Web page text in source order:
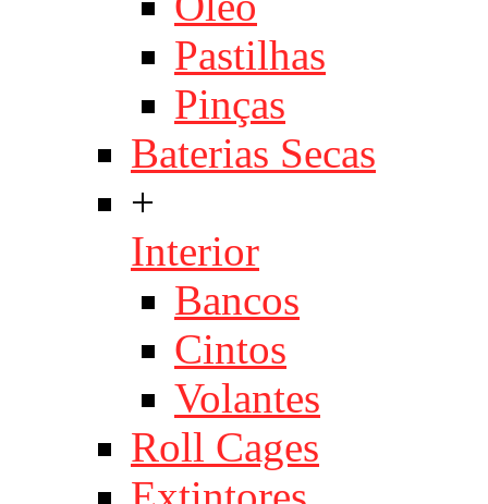
Pastilhas
Pinças
Baterias Secas
+
Interior
Bancos
Cintos
Volantes
Roll Cages